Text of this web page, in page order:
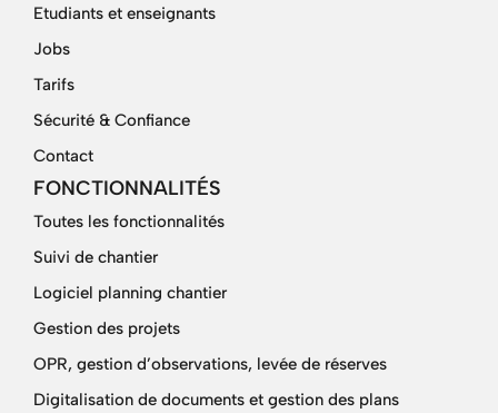
Etudiants et enseignants
Jobs
Tarifs
Sécurité & Confiance
Contact
FONCTIONNALITÉS
Toutes les fonctionnalités
Suivi de chantier
Logiciel planning chantier
Gestion des projets
OPR, gestion d’observations, levée de réserves
Digitalisation de documents et gestion des plans